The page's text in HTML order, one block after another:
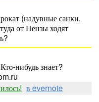
(надувные санки,
от Пензы ходят
нибудь знает?
в evernote